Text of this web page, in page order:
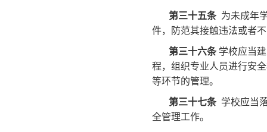
第三十五条为未成年
件，防范其接触违法或者
第三十六条 学校应当
程，组织专业人员进行安
等环节的管理。
第三十七条学校应当
全管理工作。